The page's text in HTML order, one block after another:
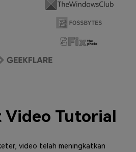
Tutorial
video telah meningkatkan